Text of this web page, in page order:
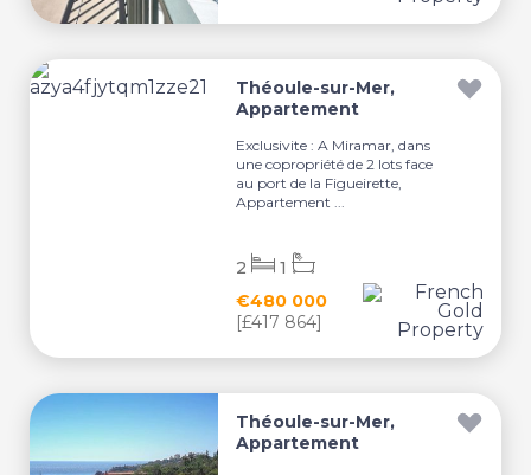
Théoule-sur-Mer,
Appartement
Exclusivite : A Miramar, dans
une copropriété de 2 lots face
au port de la Figueirette,
Appartement ...
€480 000
[£417 864]
2 1
Théoule-sur-Mer,
Appartement